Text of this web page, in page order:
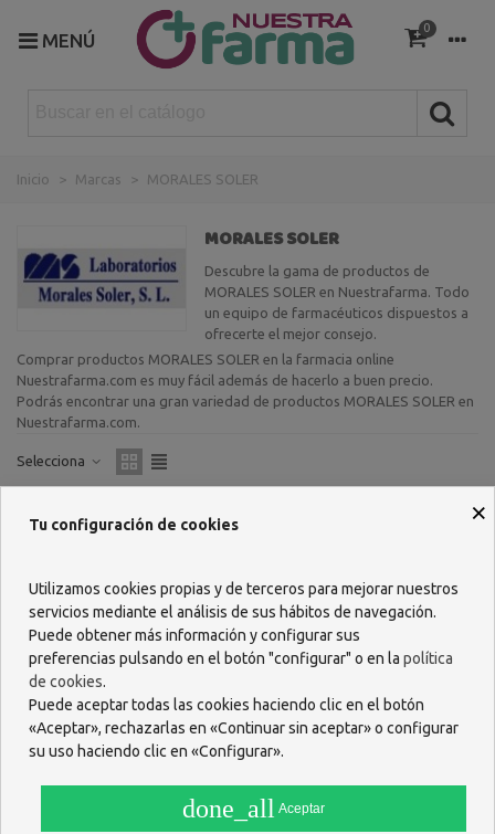
MENÚ
0
Inicio > Marcas > MORALES SOLER
MORALES SOLER
Descubre la gama de productos de
MORALES SOLER en Nuestrafarma. Todo
un equipo de farmacéuticos dispuestos a
ofrecerte el mejor consejo.
Comprar productos MORALES SOLER en la farmacia online
Nuestrafarma.com es muy fácil además de hacerlo a buen precio.
Podrás encontrar una gran variedad de productos MORALES SOLER en
Nuestrafarma.com.
Selecciona
RELAFIT MS ALOE VERA 30
×
Tu configuración de cookies
Utilizamos cookies propias y de terceros para mejorar nuestros
servicios mediante el análisis de sus hábitos de navegación.
Puede obtener más información y configurar sus
preferencias pulsando en el botón "configurar" o en la política
de cookies.
Puede aceptar todas las cookies haciendo clic en el botón
«Aceptar», rechazarlas en «Continuar sin aceptar» o configurar
su uso haciendo clic en «Configurar».
done_all Aceptar